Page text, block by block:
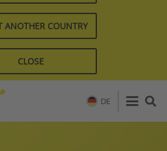
ANOTHER COUNTRY
CLOSE
DE